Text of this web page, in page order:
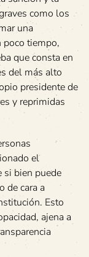
como los
una
poco tiempo,
que consta en
del más alto
presidente de
y reprimidas
el
si bien puede
de cara a
Esto
ajena a